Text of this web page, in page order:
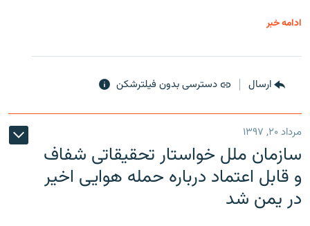
ادامه خبر
ارسال دسترسی بدون فیلترشکن
مرداد ۲۰, ۱۳۹۷
سازمان ملل خواستار تحقیقاتی شفاف
و قابل اعتماد درباره حمله هوایی اخیر
در یمن شد